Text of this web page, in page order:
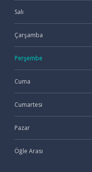
Salı
Çarşamba
Perşembe
Cuma
Cumartesi
Pazar
Öğle Arası